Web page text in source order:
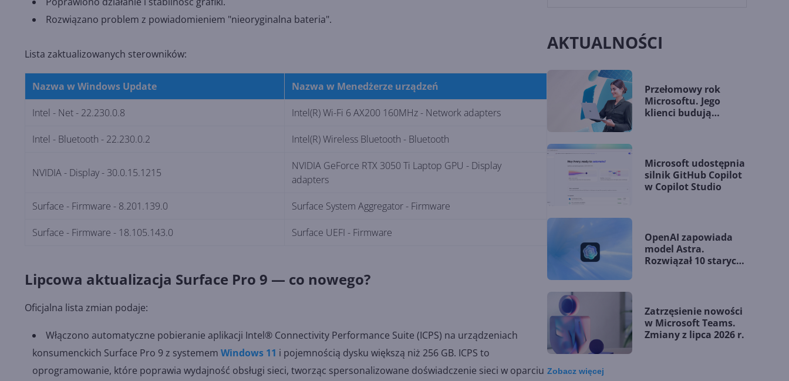
Rozwiązano problem z powiadomieniem "nieoryginalna bateria".
Lista zaktualizowanych sterowników:
Nazwa w Windows Update Nazwa w Menedżerze urządzeń
Intel - Net - 22.230.0.8 Intel(R) Wi-Fi 6 AX200 160MHz - Network adapters
Intel - Bluetooth - 22.230.0.2 Intel(R) Wireless Bluetooth - Bluetooth
NVIDIA - Display - 30.0.15.1215
NVIDIA GeForce RTX 3050 Ti Laptop GPU - Display
adapters
Surface - Firmware - 8.201.139.0 Surface System Aggregator - Firmware
Surface - Firmware - 18.105.143.0 Surface UEFI - Firmware
Lipcowa aktualizacja Surface Pro 9 — co nowego?
Oficjalna lista zmian podaje:
Włączono automatyczne pobieranie aplikacji Intel® Connectivity Performance Suite (ICPS) na urządzeniach
konsumenckich Surface Pro 9 z systemem Windows 11 i pojemnością dysku większą niż 256 GB. ICPS to
oprogramowanie, które poprawia wydajność obsługi sieci, tworząc spersonalizowane doświadczenie sieci w oparciu
AKTUALNOŚCI
Przełomowy rok
Microsoftu. Jego
klienci budują
Microsoft udostępnia
silnik GitHub Copilot
w Copilot Studio
OpenAI zapowiada
model Astra.
Rozwiązał 10 starych
Zatrzęsienie nowości
w Microsoft Teams.
Zmiany z lipca 2026 r.
Zobaczwięcej